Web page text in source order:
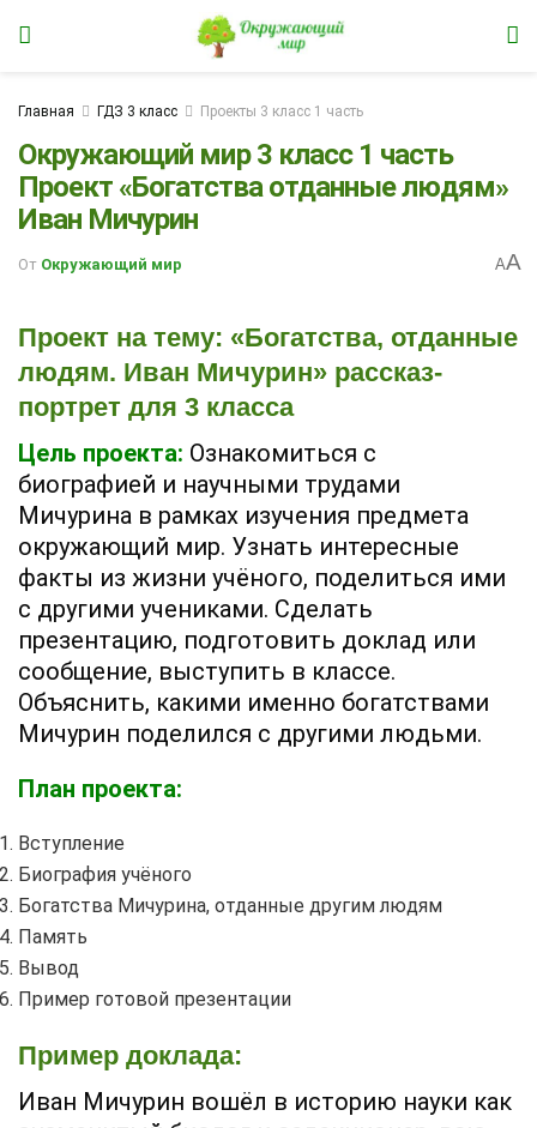
Главная ГДЗ 3 класс Проекты 3 класс 1 часть
Окружающий мир 3 класс 1 часть
Проект «Богатства отданные людям»
Иван Мичурин
От Окружающий мир AA
Проект на тему: «Богатства, отданные
людям. Иван Мичурин» рассказ-
портрет для 3 класса
Цель проекта: Ознакомиться с
биографией и научными трудами
Мичурина в рамках изучения предмета
окружающий мир. Узнать интересные
факты из жизни учёного, поделиться ими
с другими учениками. Сделать
презентацию, подготовить доклад или
сообщение, выступить в классе.
Объяснить, какими именно богатствами
Мичурин поделился с другими людьми.
План проекта:
Вступление
Биография учёного
Богатства Мичурина, отданные другим людям
Память
Вывод
Пример готовой презентации
Пример доклада:
Иван Мичурин вошёл в историю науки как